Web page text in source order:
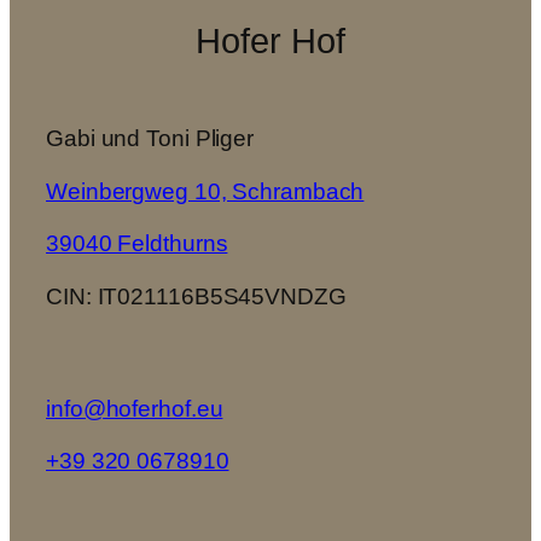
Hofer Hof
Gabi und Toni Pliger
Weinbergweg 10, Schrambach
39040 Feldthurns
CIN: IT021116B5S45VNDZG
info@hoferhof.eu
+39 320 0678910